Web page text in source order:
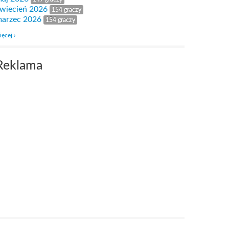
2026 154 graczy
2026 154 graczy
›